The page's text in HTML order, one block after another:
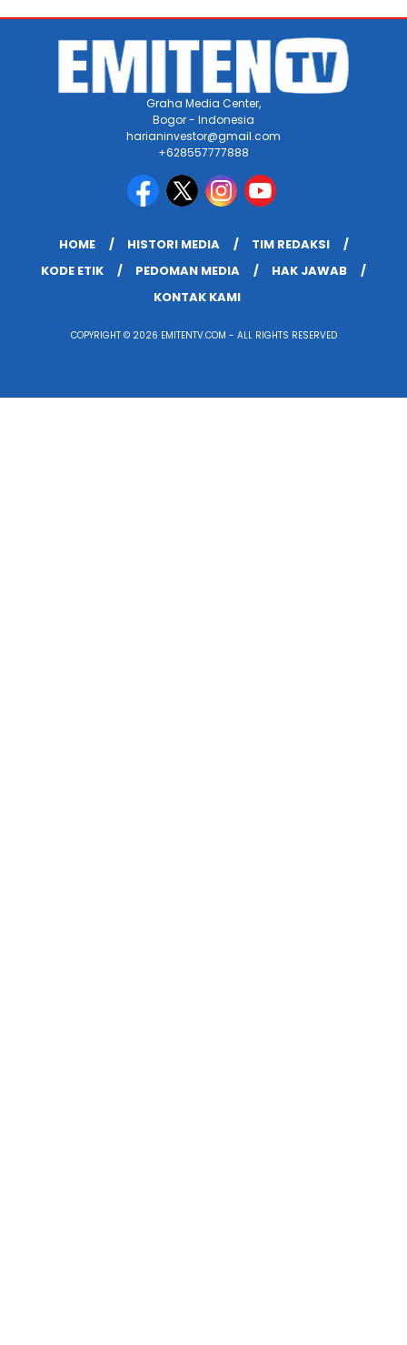
Graha Media Center,
Bogor - Indonesia
harianinvestor@gmail.com
+628557777888
HOME HISTORI MEDIA
TIM REDAKSI
KODE ETIK
PEDOMAN MEDIA
HAK JAWAB
KONTAK KAMI
COPYRIGHT © 2026 EMITENTV.COM - ALL RIGHTS RESERVED